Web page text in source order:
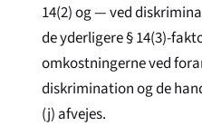
14(2) og — ved
de yderligere § 14(3)-
omkostningerne ved
diskrimination og de
(j) afvejes.